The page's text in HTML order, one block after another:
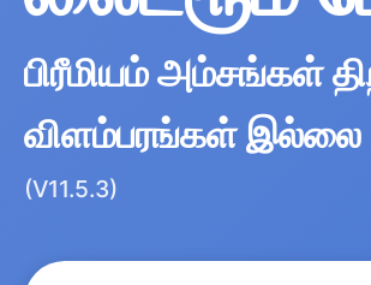
பிரீமியம் அம்சங்கள்
விளம்பரங்கள் இல்லை
(V11.5.3)